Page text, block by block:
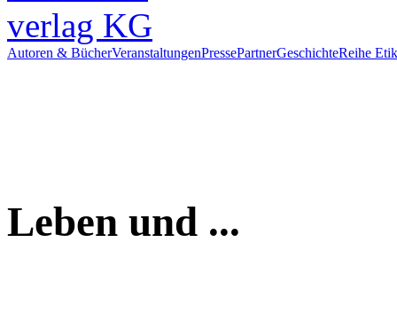
Autoren & BücherVeranstaltungenPressePartnerGeschichteReihe
Leben und ...